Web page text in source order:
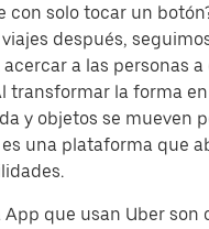
con solo tocar un
después,
a las personas a
transformar la forma
y objetos se mueven
una plataforma que
App que usan Uber son